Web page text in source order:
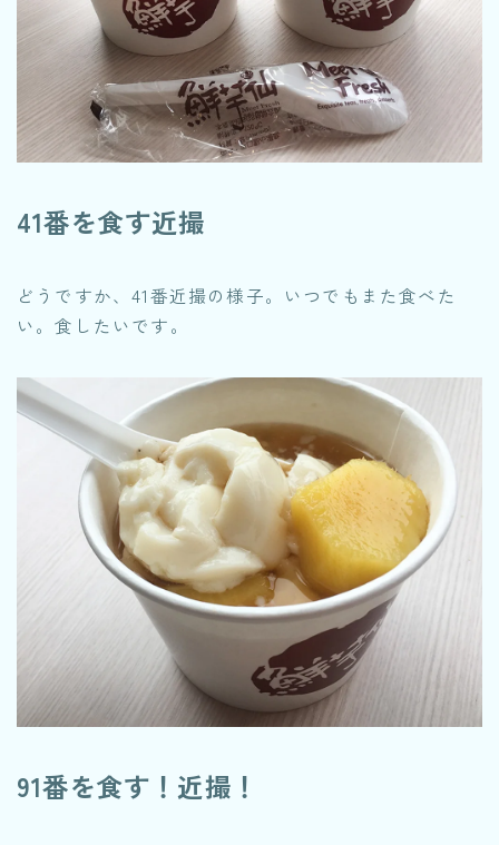
41番を食す近撮
どうですか、41番近撮の様子。いつでもまた食べた
い。食したいです。
91番を食す！近撮！